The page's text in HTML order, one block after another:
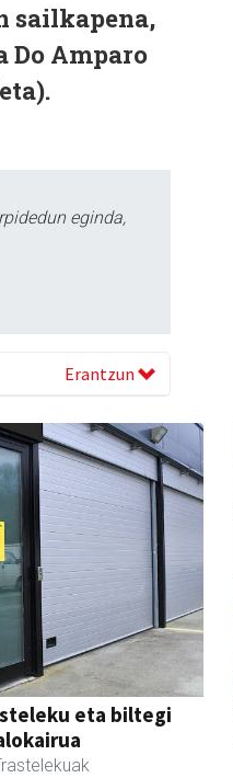
sailkapena,
Do Amparo
eginda,
Erantzun
eta biltegi